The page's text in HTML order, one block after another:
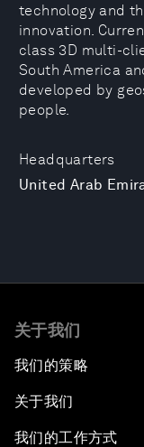
Headquarters
United Arab
technology and
innovation.
class 3D multi-
South America
developed by
people.
关于我们
我们的策略
关于我们
我们的工作方式